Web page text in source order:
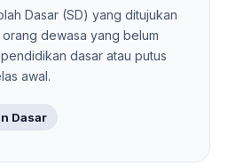
Dasar (SD) yang ditujukan
dewasa yang belum
dasar atau putus
awal.
Dasar